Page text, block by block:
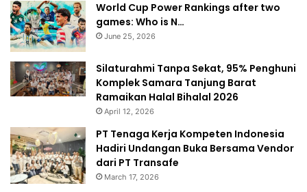
World Cup Power Rankings after two
games: Who is N…
June 25, 2026
Silaturahmi Tanpa Sekat, 95% Penghuni
Komplek Samara Tanjung Barat
Ramaikan Halal Bihalal 2026
April 12, 2026
PT Tenaga Kerja Kompeten Indonesia
Hadiri Undangan Buka Bersama Vendor
dari PT Transafe
March 17, 2026